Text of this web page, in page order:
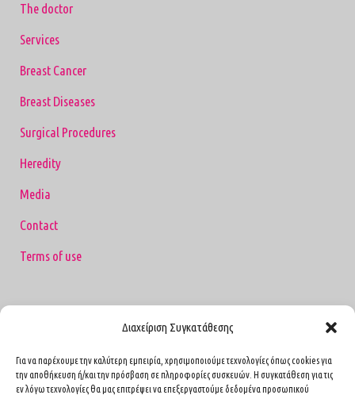
Διαχείριση Συγκατάθεσης
Για να παρέχουμε την καλύτερη εμπειρία, χρησιμοποιούμε τεχνολογίες όπως cookies για
την αποθήκευση ή/και την πρόσβαση σε πληροφορίες συσκευών. Η συγκατάθεση για τις
εν λόγω τεχνολογίες θα μας επιτρέψει να επεξεργαστούμε δεδομένα προσωπικού
The doctor
Services
Breast Cancer
Breast Diseases
Surgical Procedures
Heredity
Media
Contact
Terms of use
4 Caesarea Street, Athens P.K. 11527
(near Hippocrates Hospital)